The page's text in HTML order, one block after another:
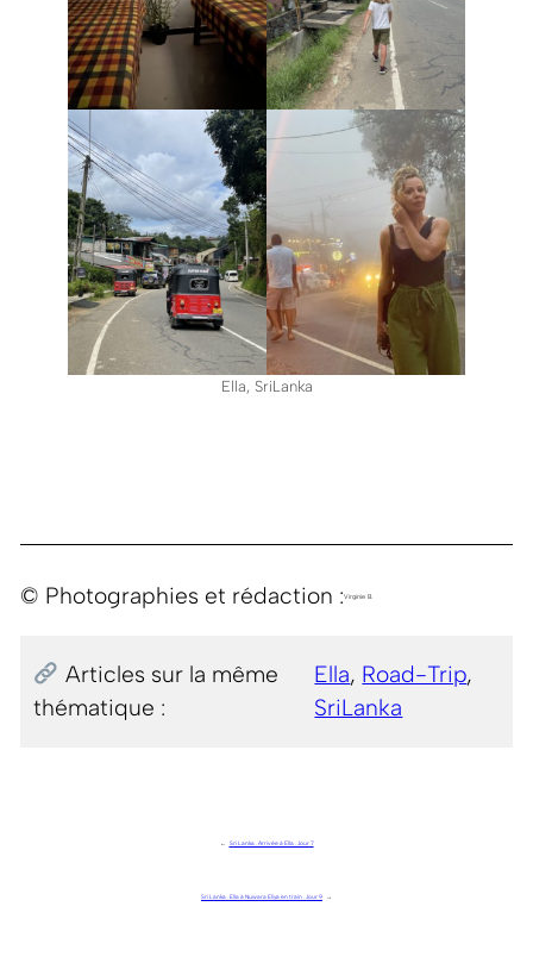
Ella, SriLanka
© Photographies et rédaction :Virginie B.
Articles sur la même
thématique :
Ella, Road-Trip
SriLanka
← Sri Lanka . Arrivée à Ella . Jour 7
Sri Lanka . Ella à Nuwara Eliya en train . Jour 9 →